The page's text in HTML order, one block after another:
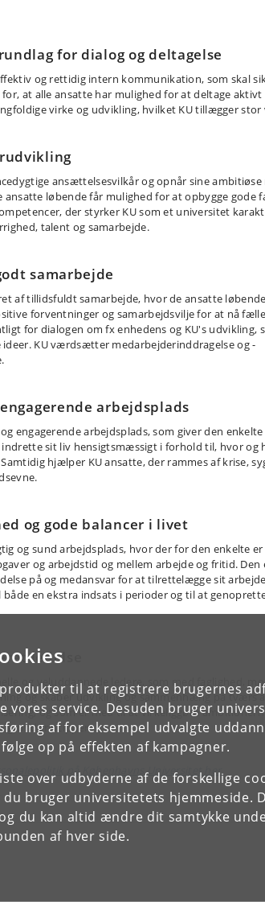
til at registrere brugernes
vores service. Desuden bruger
af for eksempel udvalgte
op på effekten af kampagner.
over udbyderne af de forskellige
bruger universitetets hjemmeside.
du kan altid ændre dit samtykke
af hver side.
for dialog og deltagelse
og rettidig intern kommunikation, som skal
at alle ansatte har mulighed for at deltage aktivt
virke og udvikling, hvilket KU tillægger
ansættelsesvilkår og opnår sine ambitiøse
ansatte løbende får mulighed for at opbygge gode
der styrker KU som et universitet
talent og samarbejde.
samarbejde
af tillidsfuldt samarbejde, hvor de ansatte
forventninger og samarbejdsvilje for at nå
for dialogen om fx enhedens og KU's udvikling,
ideer. KU værdsætter medarbejderinddragelse og -
arbejdsplads
engagerende arbejdsplads, som giver den
sit liv hensigtsmæssigt i forhold til, hvor og
hjælper KU ansatte, der rammes af krise,
og gode balancer i livet
og sund arbejdsplads, hvor der for den enkelte er
og arbejdstid og mellem arbejde og fritid. Den
på og medansvar for at tilrettelægge sit
en ekstra indsats i perioder og til at
ledelse
og veluddannede ledere, som med faglighed,
og skaber udvikling og sammenhæng på tværs
og som er med til at virkeliggøre
grundprincipper.
på Københavns Universitet her.